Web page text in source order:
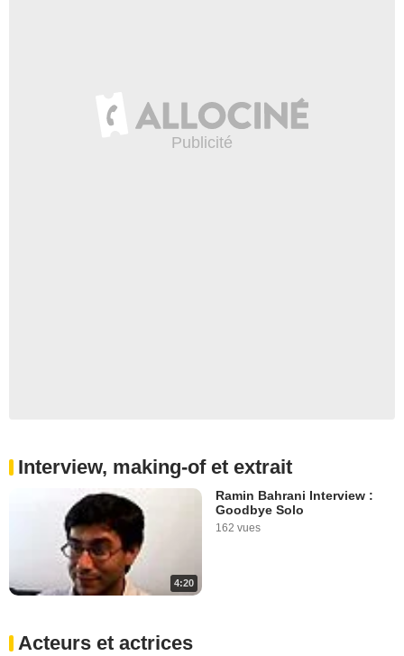
Interview, making-of et extrait
4:20
Ramin Bahrani Interview :
Goodbye Solo
162 vues
Acteurs et actrices